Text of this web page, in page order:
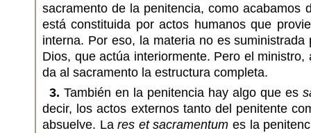
sacramento de la penitencia, como acabamos
está constituida por actos humanos que
interna. Por eso, la materia no es
Dios, que actúa interiormente. Pero el ministro,
da al sacramento la estructura completa.
3. También en la penitencia hay algo que es
decir, los actos externos tanto del penitente
absuelve. Lares et sacramentum es la